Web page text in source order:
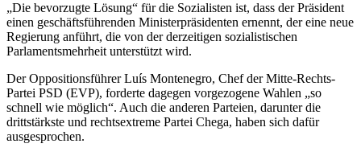
„Die bevorzugte Lösung“ für die Sozialisten ist, dass der Präsident
einen geschäftsführenden Ministerpräsidenten ernennt, der eine neue
Regierung anführt, die von der derzeitigen sozialistischen
Parlamentsmehrheit unterstützt wird.
Der Oppositionsführer Luís Montenegro, Chef der Mitte-Rechts-
Partei PSD (EVP), forderte dagegen vorgezogene Wahlen „so
schnell wie möglich“. Auch die anderen Parteien, darunter die
drittstärkste und rechtsextreme Partei Chega, haben sich dafür
ausgesprochen.